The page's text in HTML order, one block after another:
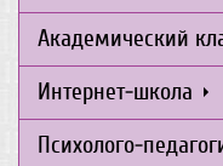
Академический
Интернет-школа
Психолого-